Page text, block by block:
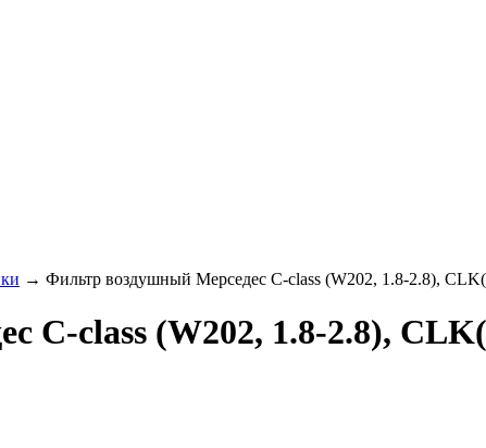
→ Фильтр воздушный Мерседес С-class (W202, 1.8-2.8),
С-class (W202, 1.8-2.8),